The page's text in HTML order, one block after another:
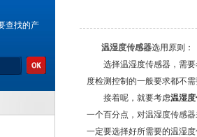
查找的产
温湿度传感器选用原则：
选择温湿度传感器，需要
度检测控制的一般要求都不
接着呢，就要考虑温湿
一个百分点，对温湿度传感
一定要选择好所需要的温湿